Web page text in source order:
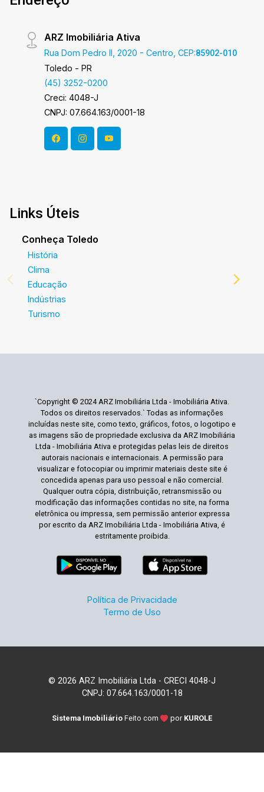
ARZ Imobiliária Ativa
Rua Dom Pedro II, 2020 - Centro, CEP:85902-010
Toledo - PR
(45) 3252-0200
Creci: 4048-J
CNPJ: 07.664.163/0001-18
Links Úteis
Conheça Toledo
História
Clima
Educação
Indústrias
Turismo
`Copyright © 2024 ARZ Imobiliária Ltda - Imobiliária Ativa.
Todos os direitos reservados.` Todas as informações
incluídas neste site, como texto, gráficos, fotos, o logotipo e
as imagens são de propriedade exclusiva da ARZ Imobiliária
Ltda - Imobiliária Ativa e protegidas pelas leis de direitos
autorais nacionais e internacionais. A permissão para
visualizar e fotocopiar ou imprimir materiais deste site é
concedida apenas para uso pessoal e não comercial.
Qualquer outra cópia, distribuição, retransmissão ou
modificação das informações contidas no site, na forma
eletrônica ou impressa, sem permissão anterior expressa
por escrito da ARZ Imobiliária Ltda - Imobiliária Ativa, é
estritamente proibida.
Política de Privacidade
Termo de Uso
© 2026 ARZ Imobiliária Ltda - CRECI 4048-J
CNPJ: 07.664.163/0001-18
Sistema Imobiliário Feito com por KUROLE